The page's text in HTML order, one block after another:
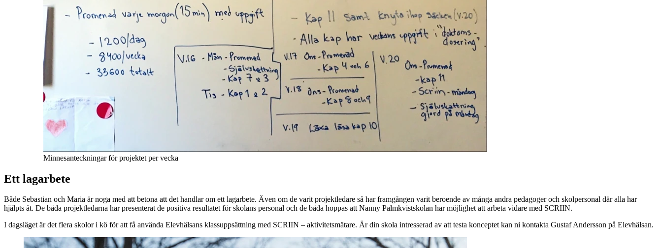
Minnesanteckningar för projektet per vecka
Ett lagarbete
Både Sebastian och Maria är noga med att betona att det handlar om ett lagarbete. Även om de varit projektledare så har framgången varit beroende av många andra pedagoger och skolpersonal där alla har
hjälpts åt. De båda projektledarna har presenterat de positiva resultatet för skolans personal och de båda hoppas att Nanny Palmkvistskolan har möjlighet att arbeta vidare med SCRIIN.
I dagsläget är det flera skolor i kö för att få använda Elevhälsans klassuppsättning med SCRIIN – aktivitetsmätare. Är din skola intresserad av att testa konceptet kan ni kontakta Gustaf Andersson på Elevhälsan.